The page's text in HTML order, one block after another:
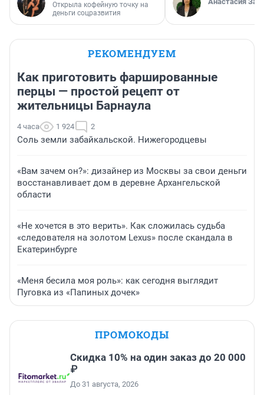
Открыла кофейную точку на
деньги соцразвития
РЕКОМЕНДУЕМ
Как приготовить фаршированные
перцы — простой рецепт от
жительницы Барнаула
4 часа 1 924 2
Соль земли забайкальской. Нижегородцевы
«Вам зачем он?»: дизайнер из Москвы за свои деньги
восстанавливает дом в деревне Архангельской
области
«Не хочется в это верить». Как сложилась судьба
«следователя на золотом Lexus» после скандала в
Екатеринбурге
«Меня бесила моя роль»: как сегодня выглядит
Пуговка из «Папиных дочек»
ПРОМОКОДЫ
Скидка 10% на один заказ до 20 000
₽
До 31 августа, 2026